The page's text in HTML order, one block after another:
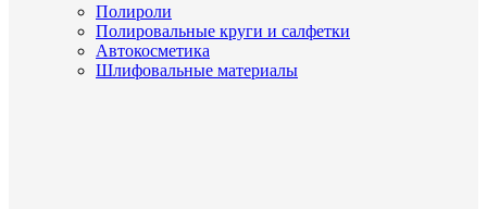
Полироли
Полировальные круги и салфетки
Автокосметика
Шлифовальные материалы